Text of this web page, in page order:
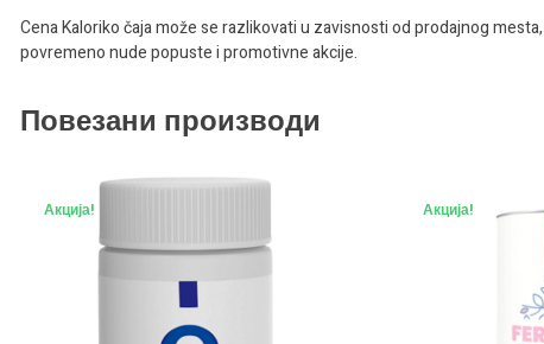
Cena Kaloriko čaja može se razlikovati u zavisnosti od prodajnog
povremeno nude popuste i promotivne akcije.
Повезани производи
Акција! Акција!